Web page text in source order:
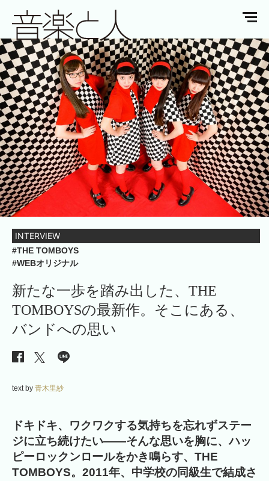
INTERVIEW
#THE TOMBOYS
#WEBオリジナル
新たな一歩を踏み出した、THE
TOMBOYSの最新作。そこにある、
バンドへの思い
text by 青木里紗
ドキドキ、ワクワクする気持ちを忘れずステー
ジに立ち続けたい――そんな思いを胸に、ハッ
ピーロックンロールをかき鳴らす、THE
TOMBOYS。2011年、中学校の同級生で結成さ